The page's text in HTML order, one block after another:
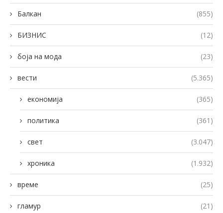
Балкан (855)
БИЗНИС (12)
боја на мода (23)
вести (5.365)
економија (365)
политика (361)
свет (3.047)
хроника (1.932)
време (25)
гламур (21)